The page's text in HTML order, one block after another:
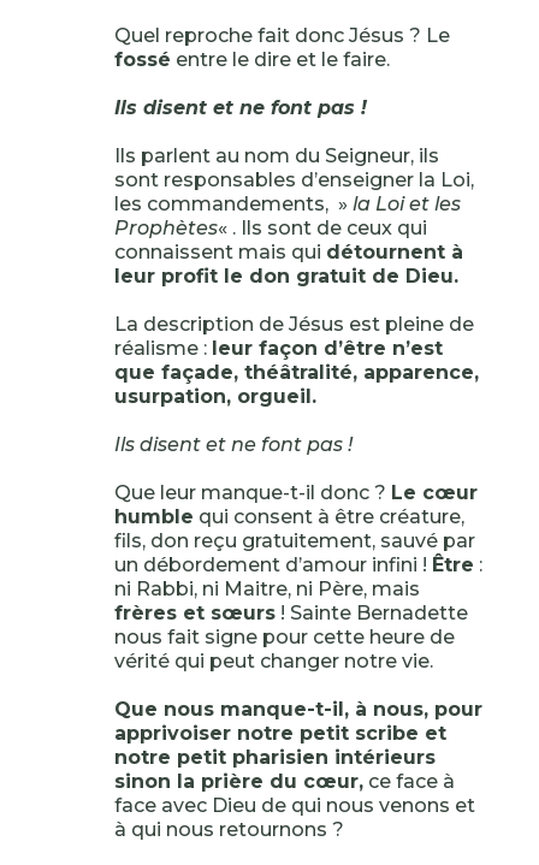
Quel reproche fait donc Jésus ? Le
fossé entre le dire et le faire.
Ils disent et ne font pas !
Ils parlent au nom du Seigneur, ils
sont responsables d’enseigner la Loi,
les commandements, » la Loi et les
Prophètes« . Ils sont de ceux qui
connaissent mais qui détournent à
leur profit le don gratuit de Dieu.
La description de Jésus est pleine de
réalisme : leur façon d’être n’est
que façade, théâtralité, apparence,
usurpation, orgueil.
Ils disent et ne font pas !
Que leur manque-t-il donc ? Le cœur
humble qui consent à être créature,
fils, don reçu gratuitement, sauvé par
un débordement d’amour infini ! Être :
ni Rabbi, ni Maitre, ni Père, mais
frères et sœurs! Sainte Bernadette
nous fait signe pour cette heure de
vérité qui peut changer notre vie.
Que nous manque-t-il, à nous, pour
apprivoiser notre petit scribe et
notre petit pharisien intérieurs
sinon la prière du cœur,ce face à
face avec Dieu de qui nous venons et
à qui nous retournons ?